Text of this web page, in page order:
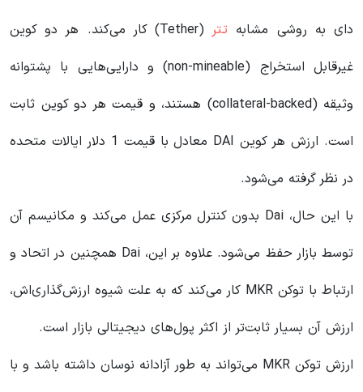
دای به روشی مشابه تتر
(Tether) کار می‌کند. هر دو کوین
غیرقابل استخراج (non-mineable) و دارایی‌هایی با پشتوانه
وثیقه (collateral-backed) هستند، و قیمت هر دو کوین ثابت
است. ارزش هر کوین DAI معادل با قیمت 1 دلار ایالات متحده
در نظر گرفته می‌شود.
با این حال، Dai بدون کنترل مرکزی عمل می‌کند و مکانیسم آن
توسط بازار حفظ می‌شود. علاوه بر این، Dai همچنین در اتحاد و
ارتباط با توکن MKR کار می‌کند که به علت شیوه ارزش‌گذاری‌اش،
ارزش آن بسیار ثابت‌تر از اکثر پول‌های دیجیتالی بازار است.
ارزش توکن MKR می‌تواند به طور آزادانه نوسان داشته باشد و با